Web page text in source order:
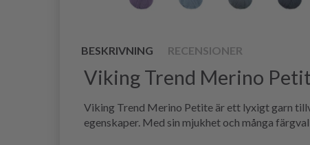
BESKRIVNING RECENSIONER
Viking Trend Merino
Viking Trend Merino Petite är ett lyxigt garn
egenskaper. Med sin mjukhet och många